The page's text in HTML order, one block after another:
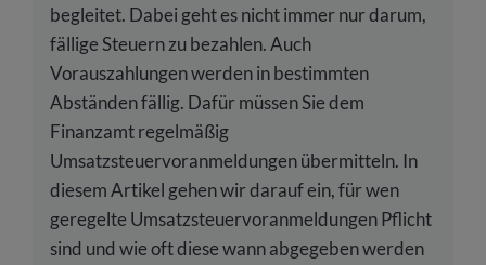
begleitet. Dabei geht es nicht immer nur darum,
fällige Steuern zu bezahlen. Auch
Vorauszahlungen werden in bestimmten
Abständen fällig. Dafür müssen Sie dem
Finanzamt regelmäßig
Umsatzsteuervoranmeldungen übermitteln. In
diesem Artikel gehen wir darauf ein, für wen
geregelte Umsatzsteuervoranmeldungen Pflicht
sind und wie oft diese wann abgegeben werden